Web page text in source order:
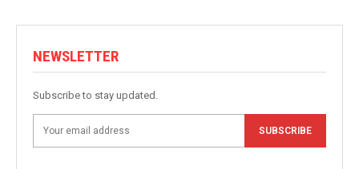
NEWSLETTER
Subscribe to stay updated.
SUBSCRIBE